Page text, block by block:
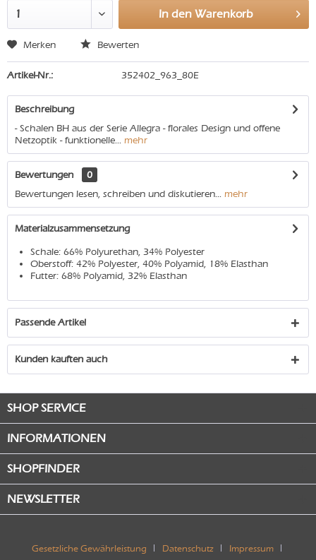
In den Warenkorb
Merken Bewerten
Artikel-Nr.: 352402_963_80E
Beschreibung
- Schalen BH aus der Serie Allegra - florales Design und offene
Netzoptik - funktionelle... mehr
Bewertungen
0
Bewertungen lesen, schreiben und diskutieren... mehr
Materialzusammensetzung
Schale: 66% Polyurethan, 34% Polyester
Oberstoff: 42% Polyester, 40% Polyamid, 18% Elasthan
Futter: 68% Polyamid, 32% Elasthan
Passende Artikel
Kunden kauften auch
SHOP SERVICE
INFORMATIONEN
SHOPFINDER
NEWSLETTER
Gesetzliche Gewährleistung Datenschutz Impressum